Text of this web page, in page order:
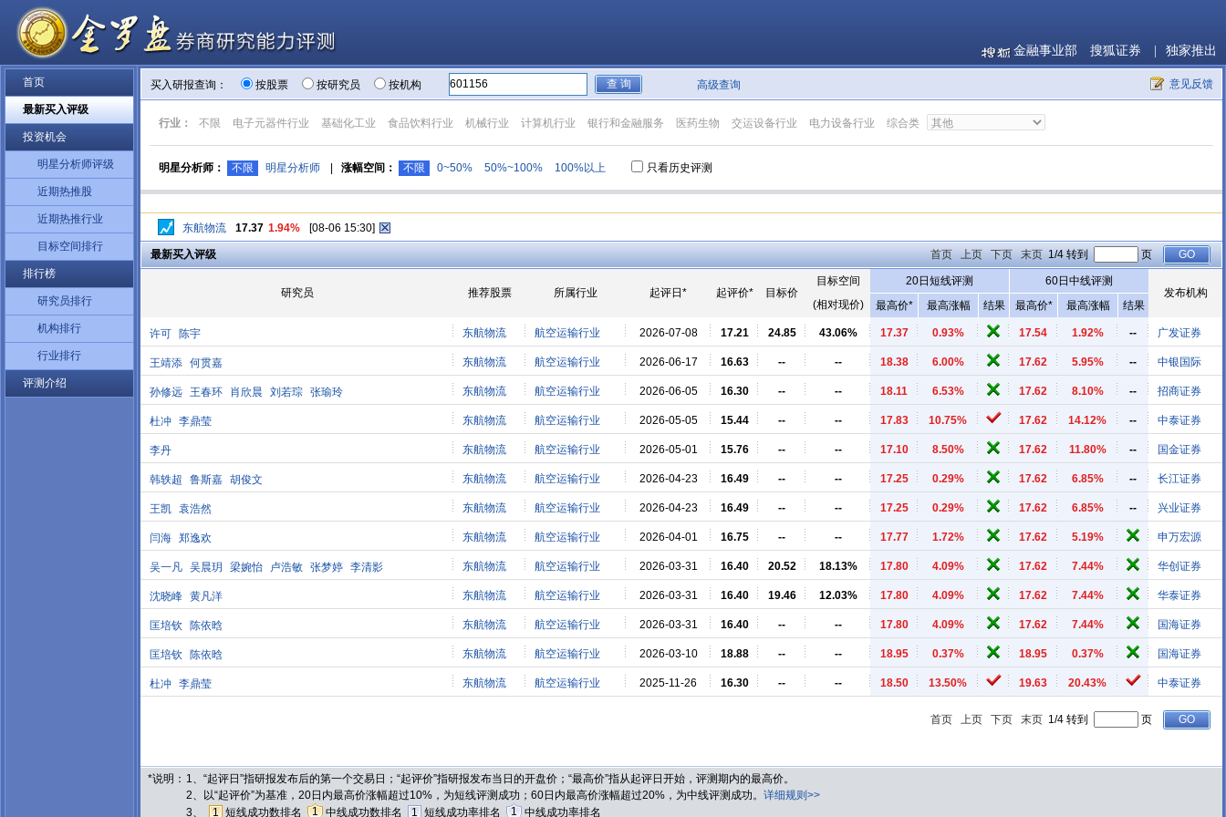
金融事业部 搜狐证券 独家推出
首页
最新买入评级
投资机会
明星分析师评级
近期热推股
近期热推行业
目标空间排行
排行榜
研究员排行
机构排行
行业排行
评测介绍
买入研报查询： 按股票 按研究员 按机构 高级查询 意见反馈
行业： 不限 电子元器件行业 基础化工业 食品饮料行业 机械行业 计算机行业 银行和金融服务 医药生物 交运设备行业 电力设备行业 综合类
明星分析师： 不限 明星分析师 涨幅空间： 不限 0~50% 50%~100% 100%以上 只看历史评测
东航物流 17.37 1.94% [08-06 15:30]
首页 上页 下页 末页 1/4 转到 页
最新买入评级
研究员 推荐股票 所属行业 起评日* 起评价* 目标价
目标空间
(相对现价)
20日短线评测
60日中线评测
发布机构
最高价*
最高涨幅 结果 最高价* 最高涨幅 结果
许可 陈宇 东航物流 航空运输行业 2026-07-08 17.21 24.85 43.06% 17.37 0.93% 17.54 1.92% -- 广发证券
王靖添 何贯嘉 东航物流 航空运输行业 2026-06-17 16.63 -- -- 18.38 6.00% 17.62 5.95% -- 中银国际
孙修远 王春环 肖欣晨 刘若琮 张瑜玲 东航物流 航空运输行业 2026-06-05 16.30 -- -- 18.11 6.53% 17.62 8.10% -- 招商证券
杜冲 李鼎莹 东航物流 航空运输行业 2026-05-05 15.44 -- -- 17.83 10.75% 17.62 14.12% -- 中泰证券
李丹 东航物流 航空运输行业 2026-05-01 15.76 -- -- 17.10 8.50% 17.62 11.80% -- 国金证券
韩轶超 鲁斯嘉 胡俊文 东航物流 航空运输行业 2026-04-23 16.49 -- -- 17.25 0.29% 17.62 6.85% -- 长江证券
王凯 袁浩然 东航物流 航空运输行业 2026-04-23 16.49 -- -- 17.25 0.29% 17.62 6.85% -- 兴业证券
闫海 郑逸欢 东航物流 航空运输行业 2026-04-01 16.75 -- -- 17.77 1.72% 17.62 5.19% 申万宏源
吴一凡 吴晨玥 梁婉怡 卢浩敏 张梦婷 李清影 东航物流 航空运输行业 2026-03-31 16.40 20.52 18.13% 17.80 4.09% 17.62 7.44% 华创证券
沈晓峰 黄凡洋 东航物流 航空运输行业 2026-03-31 16.40 19.46 12.03% 17.80 4.09% 17.62 7.44% 华泰证券
匡培钦 陈依晗 东航物流 航空运输行业 2026-03-31 16.40 -- -- 17.80 4.09% 17.62 7.44% 国海证券
匡培钦 陈依晗 东航物流 航空运输行业 2026-03-10 18.88 -- -- 18.95 0.37% 18.95 0.37% 国海证券
杜冲 李鼎莹 东航物流 航空运输行业 2025-11-26 16.30 -- -- 18.50 13.50% 19.63 20.43% 中泰证券
首页 上页 下页 末页 1/4 转到 页
*说明： 1、“起评日”指研报发布后的第一个交易日；“起评价”指研报发布当日的开盘价；“最高价”指从起评日开始，评测期内的最高价。
2、以“起评价”为基准，20日内最高价涨幅超过10%，为短线评测成功；60日内最高价涨幅超过20%，为中线评测成功。 详细规则>>
3、
1 短线成功数排名 1 中线成功数排名 1 短线成功率排名 1 中线成功率排名